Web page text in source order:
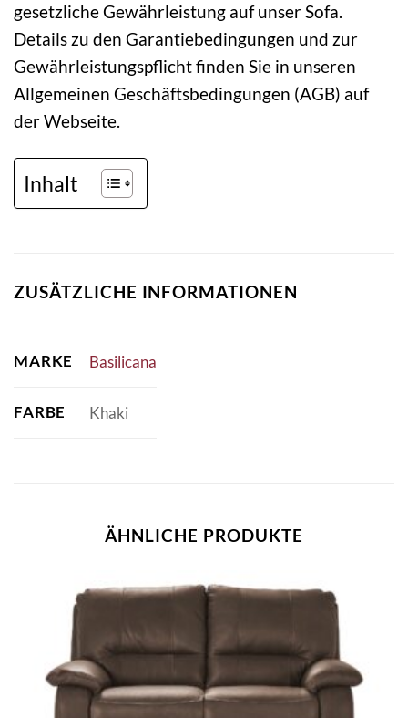
gesetzliche Gewährleistung auf unser Sofa.
Details zu den Garantiebedingungen und zur
Gewährleistungspflicht finden Sie in unseren
Allgemeinen Geschäftsbedingungen (AGB) auf
der Webseite.
Inhalt
ZUSÄTZLICHE INFORMATIONEN
MARKE Basilicana
FARBE Khaki
ÄHNLICHE PRODUKTE